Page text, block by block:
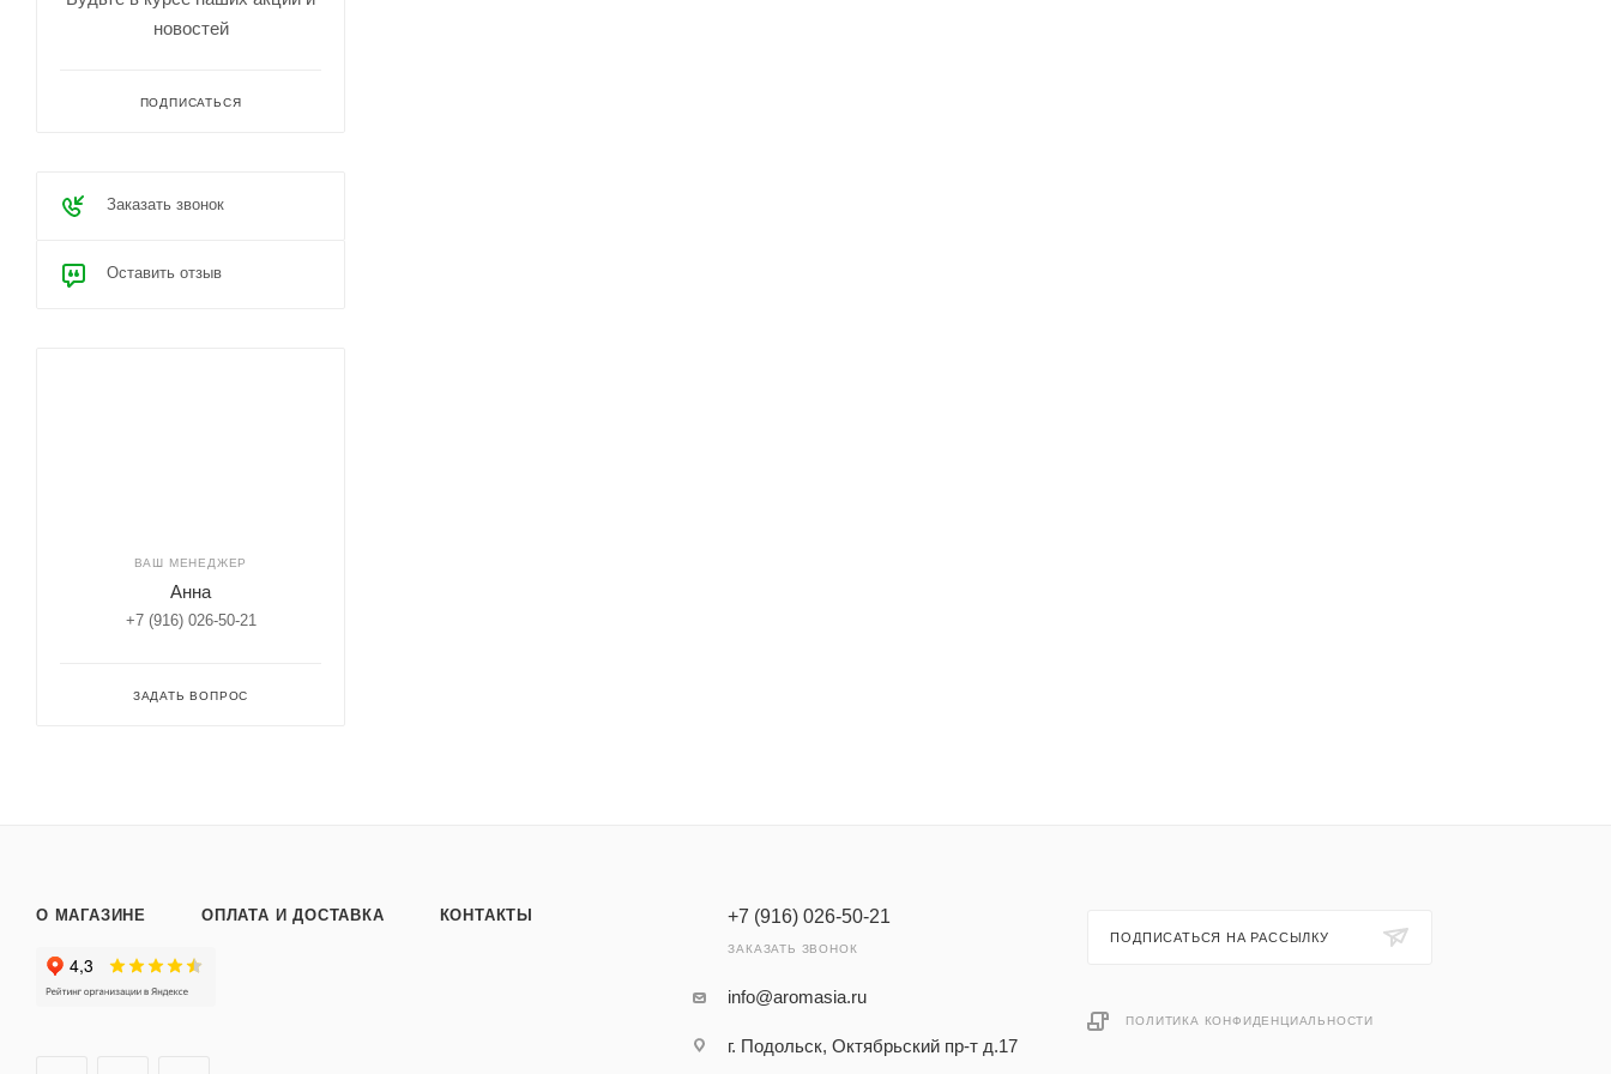
новостей
ПОДПИСАТЬСЯ
Заказать звонок
Оставить отзыв
ВАШ МЕНЕДЖЕР
Анна
+7 (916) 026-50-21
ЗАДАТЬ ВОПРОС
О МАГАЗИНЕ ОПЛАТА И ДОСТАВКА КОНТАКТЫ +7 (916) 026-50-21
ЗАКАЗАТЬ ЗВОНОК
info@aromasia.ru
г. Подольск, Октябрьский пр-т д.17
ПОДПИСАТЬСЯ НА РАССЫЛКУ
ПОЛИТИКА КОНФИДЕНЦИАЛЬНОСТИ